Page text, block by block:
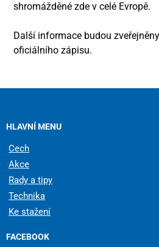
shromážděné zde v celé Evropě.
Další informace budou
oficiálního zápisu.
HLAVNÍ MENU
Cech
Akce
Rady a tipy
Technika
Ke stažení
FACEBOOK